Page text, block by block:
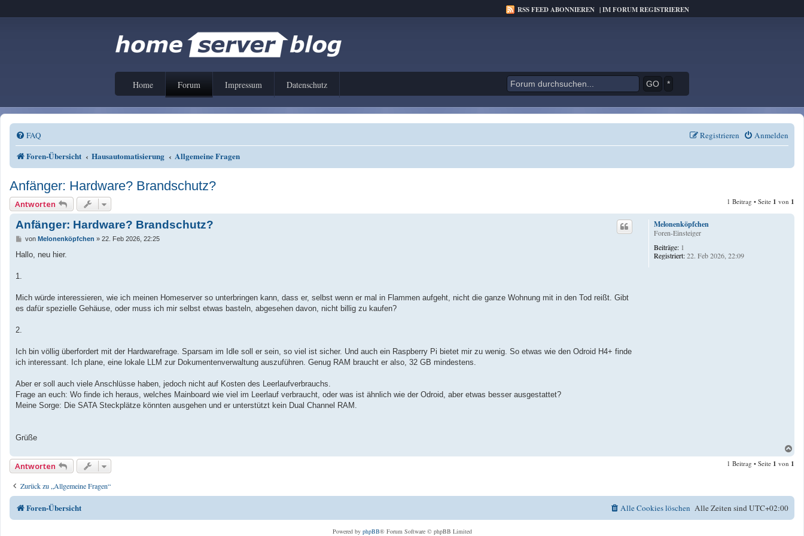
RSS FEED ABONNIEREN |IM FORUM REGISTRIEREN
Home Forum Impressum Datenschutz *
FAQ Anmelden
Registrieren
Foren-Übersicht Hausautomatisierung Allgemeine Fragen
Anfänger: Hardware? Brandschutz?
Antworten 1 Beitrag • Seite 1 von 1
Melonenköpfchen
Foren-Einsteiger
Beiträge: 1
Registriert:22. Feb 2026, 22:09
Anfänger: Hardware? Brandschutz?
B
i
von Melonenköpfchen » 22. Feb 2026, 22:25
Hallo, neu hier.
1.
Mich würde interessieren, wie ich meinen Homeserver so unterbringen kann, dass er, selbst wenn er mal in Flammen aufgeht, nicht die ganze Wohnung mit in den Tod reißt. Gibt
es dafür spezielle Gehäuse, oder muss ich mir selbst etwas basteln, abgesehen davon, nicht billig zu kaufen?
2.
Ich bin völlig überfordert mit der Hardwarefrage. Sparsam im Idle soll er sein, so viel ist sicher. Und auch ein Raspberry Pi bietet mir zu wenig. So etwas wie den Odroid H4+ finde
ich interessant. Ich plane, eine lokale LLM zur Dokumentenverwaltung auszuführen. Genug RAM braucht er also, 32 GB mindestens.
Aber er soll auch viele Anschlüsse haben, jedoch nicht auf Kosten des Leerlaufverbrauchs.
Frage an euch: Wo finde ich heraus, welches Mainboard wie viel im Leerlauf verbraucht, oder was ist ähnlich wie der Odroid, aber etwas besser ausgestattet?
Meine Sorge: Die SATA Steckplätze könnten ausgehen und er unterstützt kein Dual Channel RAM.
Grüße
n
Antworten 1 Beitrag • Seite 1 von 1
Zurück zu „Allgemeine Fragen“
Foren-Übersicht Alle Zeiten sindUTC+02:00
Alle Cookies löschen
Powered by phpBB® Forum Software © phpBB Limited